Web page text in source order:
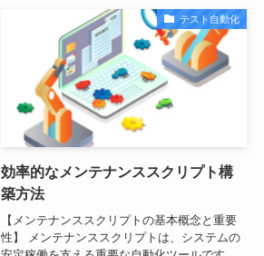
テスト自動化
効率的なメンテナンススクリプト構
築方法
【メンテナンススクリプトの基本概念と重要
性】 メンテナンススクリプトは、システムの